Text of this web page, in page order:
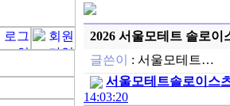
2026 서울모테트 솔로이
글쓴이
: 서울모테트…
서울모테트솔로이스
14:03:20